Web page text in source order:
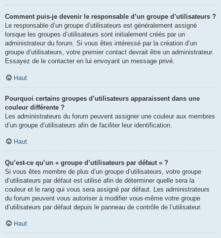
Comment puis-je devenir le responsable d’un groupe d’utilisateurs ?
Le responsable d’un groupe d’utilisateurs est généralement assigné
lorsque les groupes d’utilisateurs sont initialement créés par un
administrateur du forum. Si vous êtes intéressé par la création d’un
groupe d’utilisateurs, votre premier contact devrait être un administrateur.
Essayez de le contacter en lui envoyant un message privé.
Haut
Pourquoi certains groupes d’utilisateurs apparaissent dans une
couleur différente ?
Les administrateurs du forum peuvent assigner une couleur aux membres
d’un groupe d’utilisateurs afin de faciliter leur identification.
Haut
Qu’est-ce qu’un « groupe d’utilisateurs par défaut » ?
Si vous êtes membre de plus d’un groupe d’utilisateurs, votre groupe
d’utilisateurs par défaut est utilisé afin de déterminer quelle sera la
couleur et le rang qui vous sera assigné par défaut. Les administrateurs
du forum peuvent vous autoriser à modifier vous-même votre groupe
d’utilisateurs par défaut depuis le panneau de contrôle de l’utilisateur.
Haut